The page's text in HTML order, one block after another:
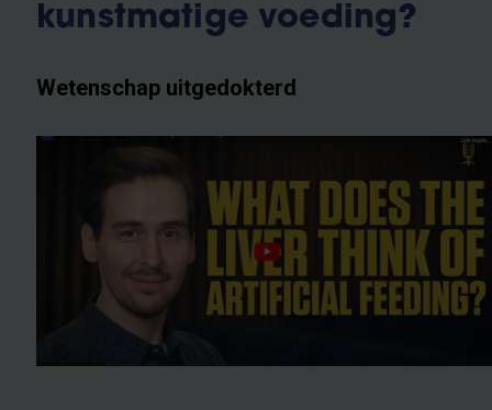
kunstmatige voeding?
Wetenschap uitgedokterd